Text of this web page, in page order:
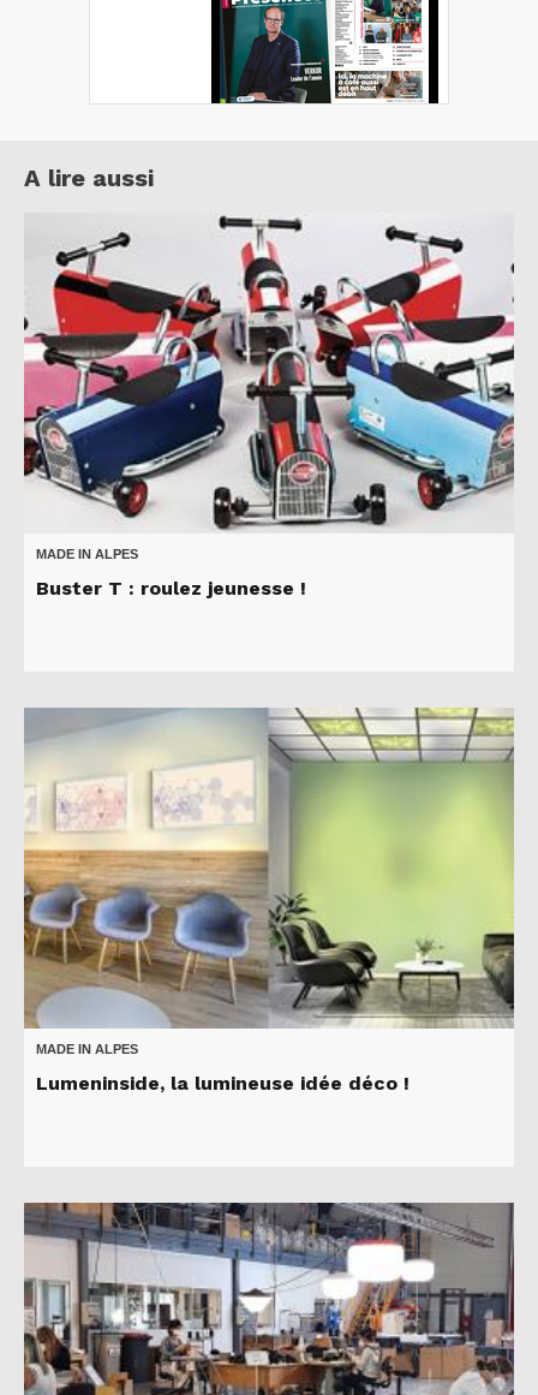
A lire aussi
MADE IN ALPES
Buster T : roulez jeunesse !
MADE IN ALPES
Lumeninside, la lumineuse idée déco !